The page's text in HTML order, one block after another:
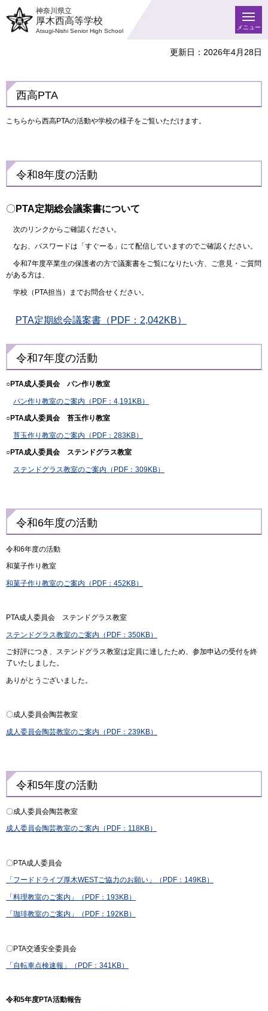
神奈川県立
厚木西高等学校
Atsugi-Nishi Senior High School
メニュー
更新日：2026年4月28日
西高PTA
こちらから西高PTAの活動や学校の様子をご覧いただけます。
令和8年度の活動
〇 PTA定期総会議案書について
次のリンクからご確認ください。
なお、パスワードは「すぐーる」にて配信していますのでご確認ください。
令和7年度卒業生の保護者の方で議案書をご覧になりたい方、ご意見・ご質問
がある方は、
学校（PTA担当）までお問合せください。
PTA定期総会議案書（PDF：2,042KB）
令和7年度の活動
○PTA成人委員会 パン作り教室
パン作り教室のご案内（PDF：4,191KB）
○PTA成人委員会 苔玉作り教室
苔玉作り教室のご案内（PDF：283KB）
○PTA成人委員会 ステンドグラス教室
ステンドグラス教室のご案内（PDF：309KB）
令和6年度の活動
令和6年度の活動
和菓子作り教室
和菓子作り教室のご案内（PDF：452KB）
PTA成人委員会 ステンドグラス教室
ステンドグラス教室のご案内（PDF：350KB）
ご好評につき、ステンドグラス教室は定員に達したため、参加申込の受付を終
了いたしました。
ありがとうございました。
〇成人委員会陶芸教室
成人委員会陶芸教室のご案内（PDF：239KB）
令和5年度の活動
〇成人委員会陶芸教室
成人委員会陶芸教室のご案内（PDF：118KB）
〇PTA成人委員会
「フードドライブ厚木WESTご協力のお願い」（PDF：149KB）
「料理教室のご案内」（PDF：193KB）
「珈琲教室のご案内」（PDF：192KB）
〇PTA交通安全委員会
「自転車点検速報」（PDF：341KB）
令和5年度PTA活動報告